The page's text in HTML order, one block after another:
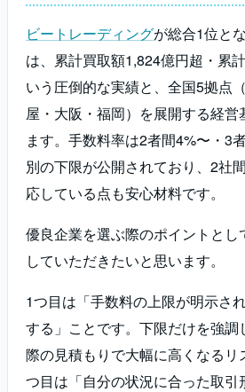
ビートレーディングが総合1位と
は、累計買取額1,824億円超・累
いう圧倒的な実績と、全国5拠点
屋・大阪・福岡）を展開する経営
ます。手数料率は2者間4%〜・3
別の下限が公開されており、2社
応している点も安心材料です。
優良企業を選ぶ際のポイントと
していただきたいと思います。
1つ目は「手数料の上限が明示さ
する」ことです。下限だけを強調
際の見積もりで大幅に高くなる
つ目は「自分の状況に合った取